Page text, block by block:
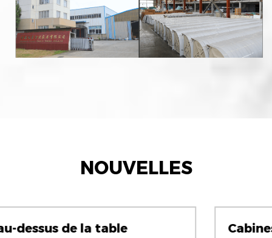
NOUVELLES
Cabines de douche : guide ultime